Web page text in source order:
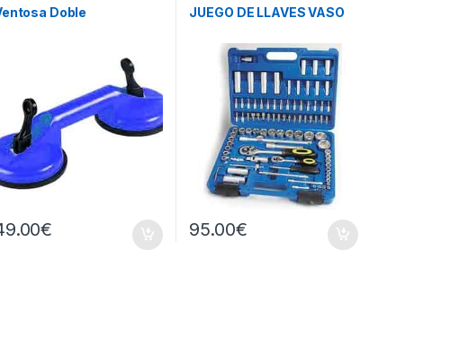
Doble
€
Compresímetros, otros
JUEGO DE LLAVES VASO
95.00€